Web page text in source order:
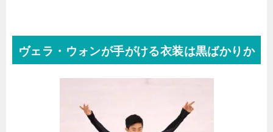
ヴェラ・ウォンが手がける衣装は黒ばかりか